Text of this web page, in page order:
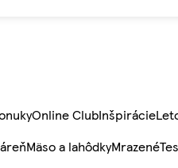
Online ClubInšpirácie
Mäso a lahôdkyMrazené